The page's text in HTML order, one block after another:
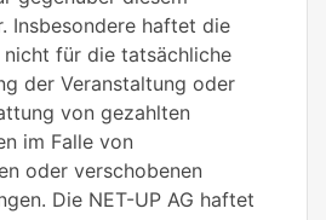
Insbesondere haftet die
nicht für die tatsächliche
der Veranstaltung oder
von gezahlten
im Falle von
oder verschobenen
Die NET-UP AG haftet